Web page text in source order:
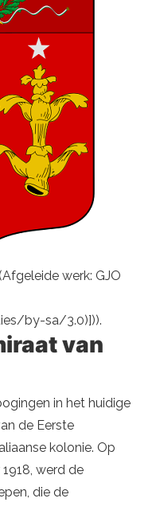
werk: GJO
by-sa/3.0)])).
van
in het huidige
de Eerste
kolonie. Op
werd de
die de